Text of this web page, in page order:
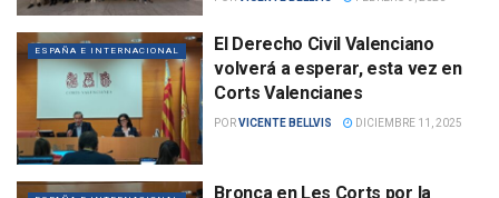
ESPAÑA E INTERNACIONAL
El Derecho Civil Valenciano
volverá a esperar, esta vez en
Corts Valencianes
PORVICENTE BELLVIS DICIEMBRE 11, 2025
Bronca en Les Corts por la